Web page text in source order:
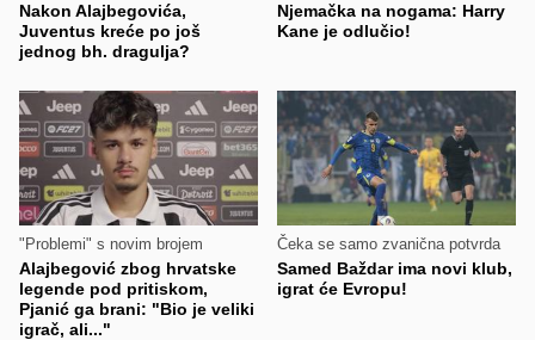
Nakon Alajbegovića,
Juventus kreće po još
jednog bh. dragulja?
Njemačka na nogama: Harry
Kane je odlučio!
"Problemi" s novim brojem
Alajbegović zbog hrvatske
legende pod pritiskom,
Pjanić ga brani: "Bio je veliki
igrač, ali..."
Čeka se samo zvanična potvrda
Samed Baždar ima novi klub,
igrat će Evropu!